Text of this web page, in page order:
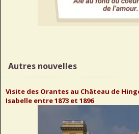
Autres nouvelles
Visite des Orantes au Château de
Isabelle entre 1873 et 1896